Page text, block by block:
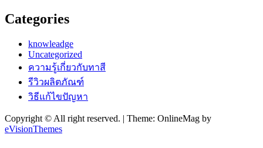
Categories
knowleadge
Uncategorized
ความรู้เกี่ยวกับทาสี
รีวิวผลิตภัณฑ์
วิธีแก้ไขปัญหา
Copyright © All right reserved. | Theme: OnlineMag by
eVisionThemes